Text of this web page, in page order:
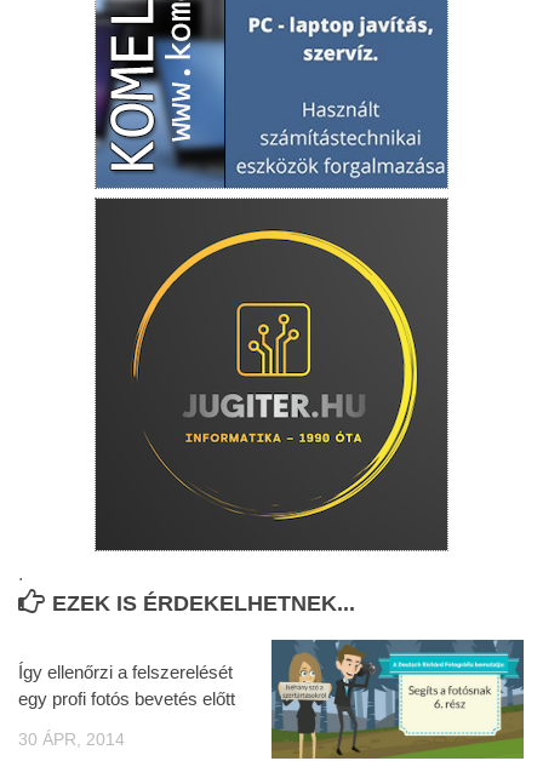
.
EZEK IS ÉRDEKELHETNEK...
Így ellenőrzi a felszerelését
egy profi fotós bevetés előtt
30 ÁPR, 2014